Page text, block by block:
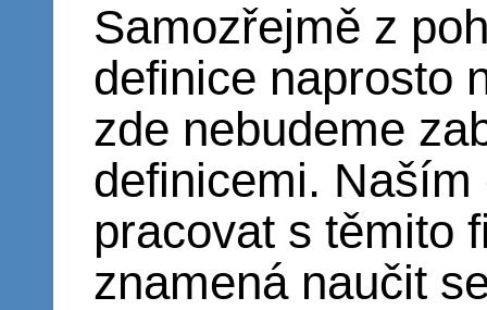
Samozřejmě z
definice naprosto
zde nebudeme
definicemi.
pracovat s těmito
znamená naučit